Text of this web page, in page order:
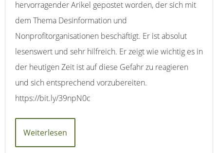
hervorragender Arikel gepostet worden, der sich mit
dem Thema Desinformation und
Nonprofitorganisationen beschäftigt. Er ist absolut
lesenswert und sehr hilfreich. Er zeigt wie wichtig es in
der heutigen Zeit ist auf diese Gefahr zu reagieren
und sich entsprechend vorzubereiten.
https://bit.ly/39npN0c
Weiterlesen